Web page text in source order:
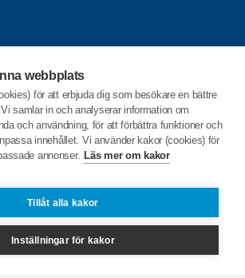
webbplats
för att erbjuda dig som besökare en bättre
samlar in och analyserar information om
och användning, för att förbättra funktioner och
innehållet. Vi använder kakor (cookies) för
annonser. Läs mer om kakor
Tillåt alla kakor
Inställningar för kakor